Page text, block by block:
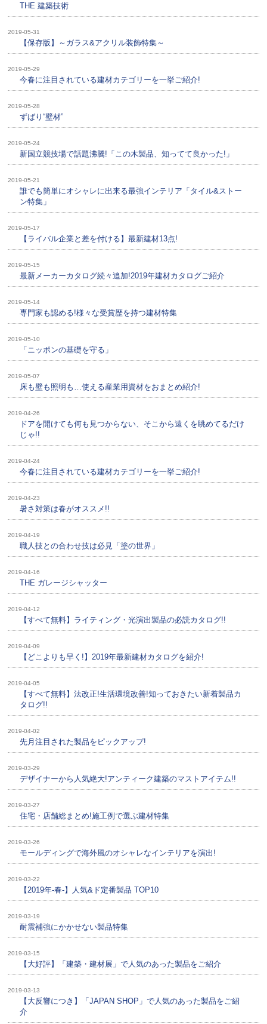
THE 建築技術
2019-05-31
【保存版】～ガラス&アクリル装飾特集～
2019-05-29
今春に注目されている建材カテゴリーを一挙ご紹介!
2019-05-28
ずばり“壁材”
2019-05-24
新国立競技場で話題沸騰!「この木製品、知ってて良かった!」
2019-05-21
誰でも簡単にオシャレに出来る最強インテリア「タイル&ストー
ン特集」
2019-05-17
【ライバル企業と差を付ける】最新建材13点!
2019-05-15
最新メーカーカタログ続々追加!2019年建材カタログご紹介
2019-05-14
専門家も認める!様々な受賞歴を持つ建材特集
2019-05-10
「ニッポンの基礎を守る」
2019-05-07
床も壁も照明も…使える産業用資材をおまとめ紹介!
2019-04-26
ドアを開けても何も見つからない、そこから遠くを眺めてるだけ
じゃ!!
2019-04-24
今春に注目されている建材カテゴリーを一挙ご紹介!
2019-04-23
暑さ対策は春がオススメ!!
2019-04-19
職人技との合わせ技は必見「塗の世界」
2019-04-16
THE ガレージシャッター
2019-04-12
【すべて無料】ライティング・光演出製品の必読カタログ!!
2019-04-09
【どこよりも早く!】2019年最新建材カタログを紹介!
2019-04-05
【すべて無料】法改正!生活環境改善!知っておきたい新着製品カ
タログ!!
2019-04-02
先月注目された製品をピックアップ!
2019-03-29
デザイナーから人気絶大!アンティーク建築のマストアイテム!!
2019-03-27
住宅・店舗総まとめ!施工例で選ぶ建材特集
2019-03-26
モールディングで海外風のオシャレなインテリアを演出!
2019-03-22
【2019年-春-】人気&ド定番製品 TOP10
2019-03-19
耐震補強にかかせない製品特集
2019-03-15
【大好評】「建築・建材展」で人気のあった製品をご紹介
2019-03-13
【大反響につき】「JAPAN SHOP」で人気のあった製品をご紹
介